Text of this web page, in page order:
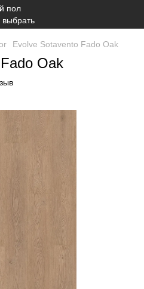
Evolve Sotavento Fado Oak
Oak